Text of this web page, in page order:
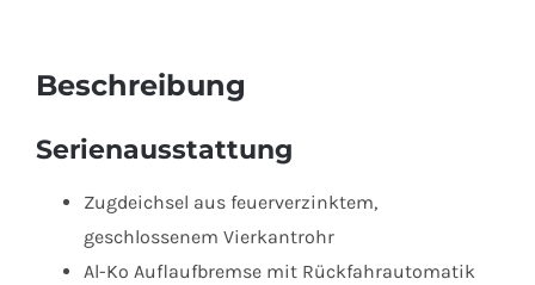
Menge
Beschreibung
Serienausstattung
Zugdeichsel aus feuerverzinktem,
geschlossenem Vierkantrohr
Al-Ko Auflaufbremse mit Rückfahrautomatik